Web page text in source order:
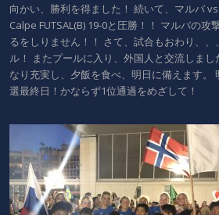
向かい、勝利を得ました！ 続いて、マルバ vs
Calpe FUTSAL(B) 19-0と圧勝！！ マルバの攻
るをしりません！！ さて、試合もおわり、、
ル！ またプールに入り、外国人と交流しまし
なり充実し、夕飯を食べ、明日に備えます。
選最終日！かならず1位通過をめざして！